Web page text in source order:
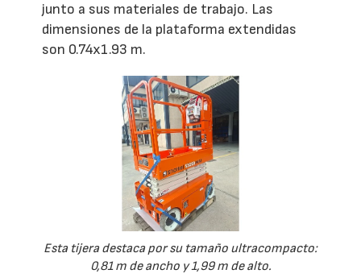
junto a sus materiales de trabajo. Las
dimensiones de la plataforma extendidas
son 0.74x1.93 m.
Esta tijera destaca por su tamaño ultracompacto:
0,81 m de ancho y 1,99 m de alto.